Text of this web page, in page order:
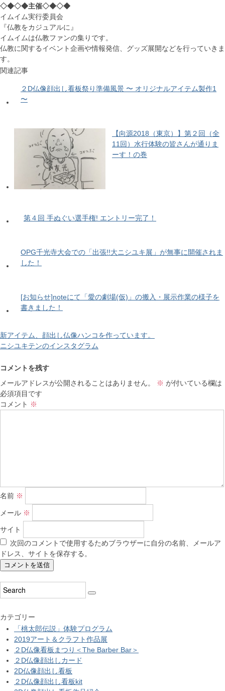
◇◆◇◆主催◇◆◇◆
イムイム実行委員会
『仏教をカジュアルに』
イムイムは仏教ファンの集りです。
仏教に関するイベント企画や情報発信、グッズ展開などを行っていきま
す。
関連記事
２D仏像顔出し看板祭り準備風景 〜 オリジナルアイテム製作1
〜
【向源2018（東京）】第２回（全
11回）水行体験の皆さんが通りま
ーす！の巻
第４回 手ぬぐい選手権! エントリー完了！
OPG千光寺大会での「出張!!大ニシユキ展」が無事に開催されま
した！
[お知らせ]noteにて「愛の劇場(仮)」の搬入・展示作業の様子を
書きました！
新アイテム、顔出し仏像ハンコを作っています。
ニシユキテンのインスタグラム
コメントを残す
メールアドレスが公開されることはありません。
※ が付いている欄は
必須項目です
コメント ※
名前 ※
メール ※
サイト
次回のコメントで使用するためブラウザーに自分の名前、メールア
ドレス、サイトを保存する。
カテゴリー
「桃太郎伝説」体験プログラム
2019アート＆クラフト作品展
２D仏像看板まつり＜The Barber Bar＞
２D仏像顔出しカード
2D仏像顔出し看板
２D仏像顔出し看板kit